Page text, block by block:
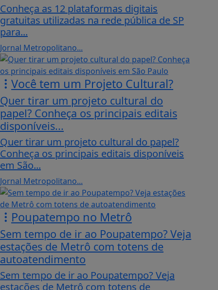
Conheça as 12 plataformas digitais
gratuitas utilizadas na rede pública de SP
para...
Jornal Metropolitano...
Você tem um Projeto Cultural?
Quer tirar um projeto cultural do
papel? Conheça os principais editais
disponíveis...
Quer tirar um projeto cultural do papel?
Conheça os principais editais disponíveis
em São...
Jornal Metropolitano...
Poupatempo no Metrô
Sem tempo de ir ao Poupatempo? Veja
estações de Metrô com totens de
autoatendimento
Sem tempo de ir ao Poupatempo? Veja
estações de Metrô com totens de